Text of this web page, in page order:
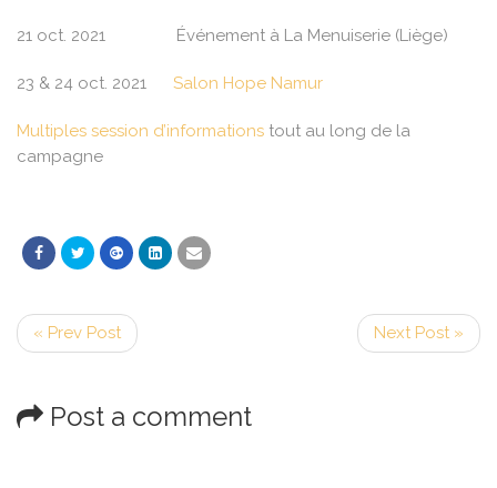
21 oct. 2021 Événement à La Menuiserie (Liège)
23 & 24 oct. 2021 Salon Hope Namur
Multiples session d’informations tout au long de la
campagne
« Prev Post Next Post »
Post a comment